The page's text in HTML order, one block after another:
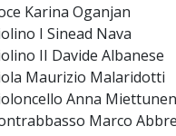
Karina Oganjan
I Sinead Nava
II Davide Albanese
Maurizio Malaridotti
Anna Miettunen
Marco